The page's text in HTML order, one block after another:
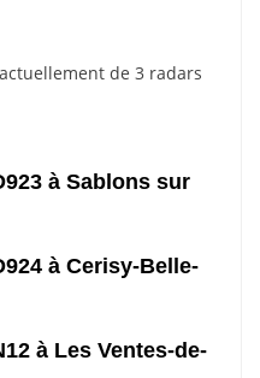
de 3 radars
à Sablons sur
à Cerisy-Belle-
à Les Ventes-de-